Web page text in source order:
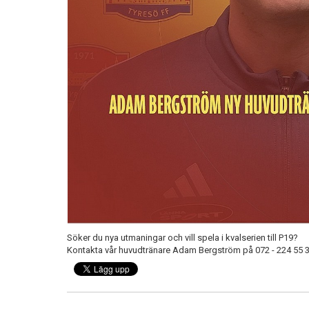
Söker du nya utmaningar och vill spela i kvalserien till P19?
Kontakta vår huvudtränare Adam Bergström på 072 - 224 55